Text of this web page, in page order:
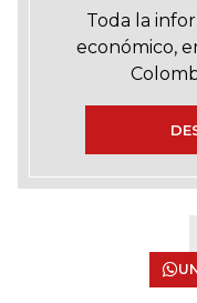
Toda la
económico,